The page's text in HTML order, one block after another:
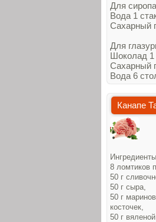
Для
Вода 1
Сахарный
Для
Шоколад 1
Сахарный
Вода 6
Канапе
8 ломтиков
50 г
50 г сыра,
50 г
косточек,
50 г